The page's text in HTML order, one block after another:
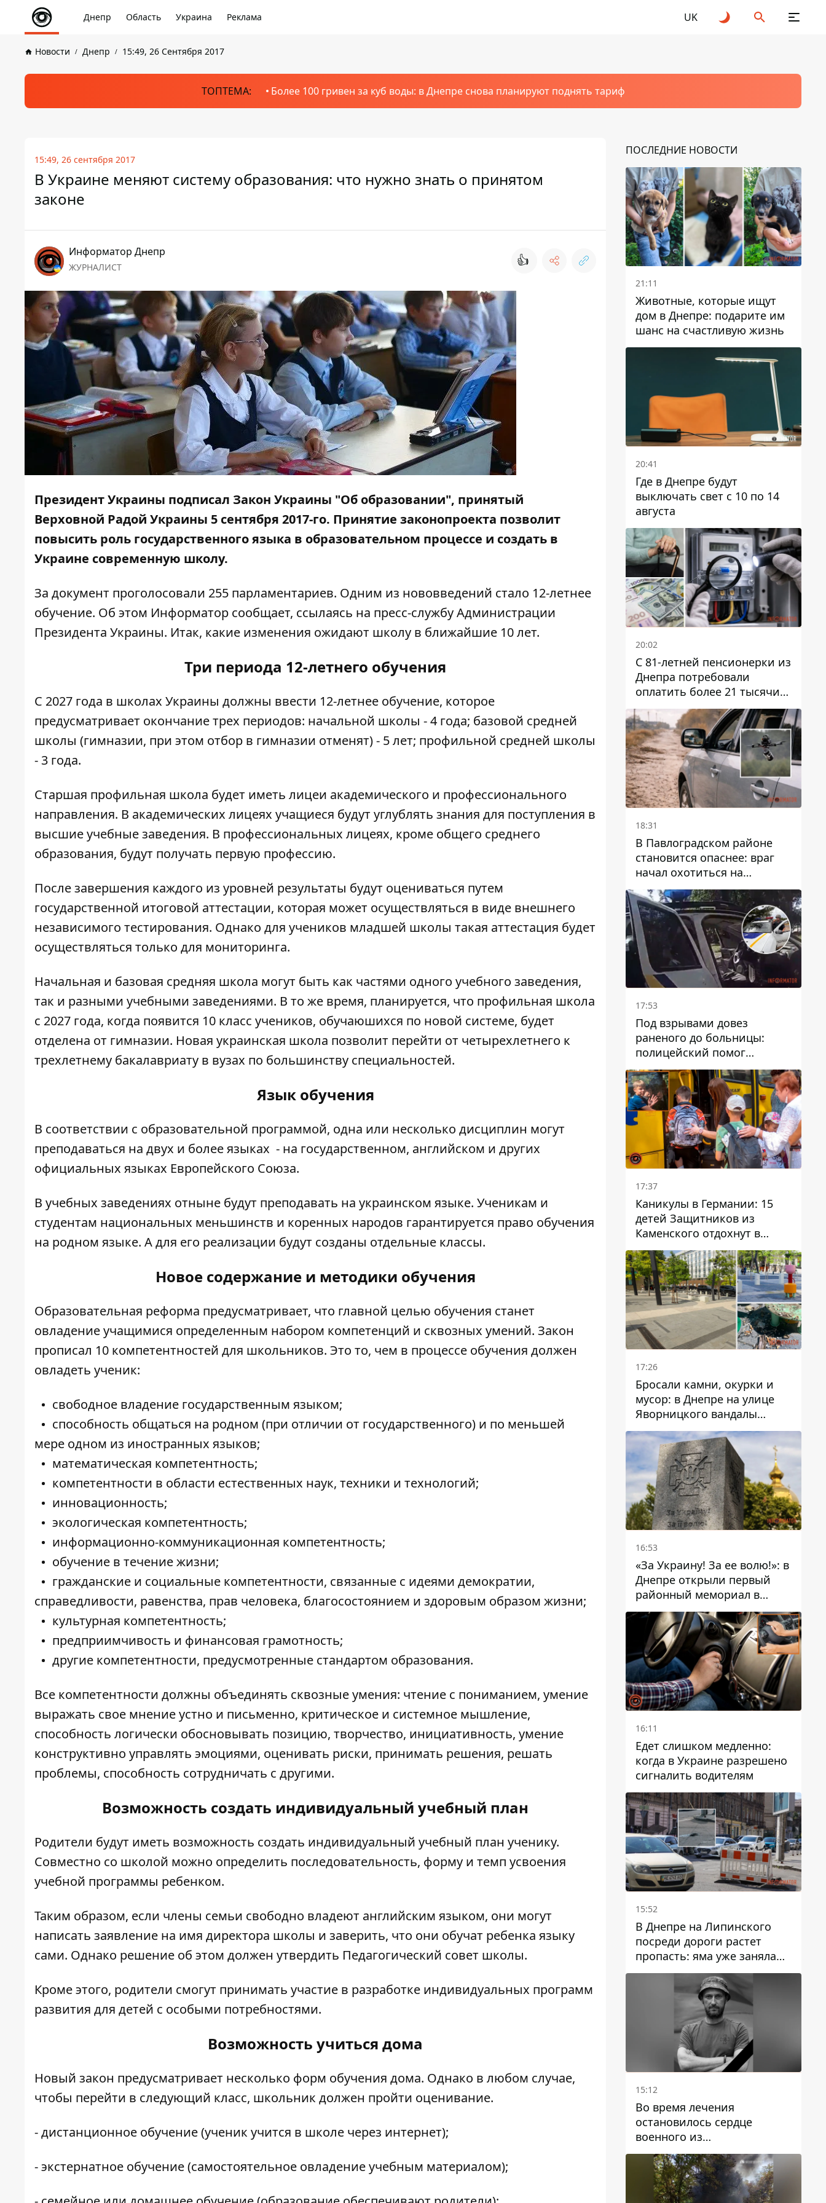
Днепр Область Украина Реклама UK
Новости Днепр 15:49, 26 Сентября 2017
ТОПТЕМА: Более 100 гривен за куб воды: в Днепре снова планируют поднять тариф
15:49, 26 сентября 2017
В Украине меняют систему образования: что нужно знать о принятом
законе
Информатор Днепр
ЖУРНАЛИСТ 👍
Президент Украины подписал Закон Украины "Об образовании", принятый
Верховной Радой Украины 5 сентября 2017-го. Принятие законопроекта позволит
повысить роль государственного языка в образовательном процессе и создать в
Украине современную школу.
За документ проголосовали 255 парламентариев. Одним из нововведений стало 12-летнее
обучение. Об этом Информатор сообщает, ссылаясь на пресс-службу Администрации
Президента Украины. Итак, какие изменения ожидают школу в ближайшие 10 лет.
Три периода 12-летнего обучения
С 2027 года в школах Украины должны ввести 12-летнее обучение, которое
предусматривает окончание трех периодов: начальной школы - 4 года; базовой средней
школы (гимназии, при этом отбор в гимназии отменят) - 5 лет; профильной средней школы
- 3 года.
Старшая профильная школа будет иметь лицеи академического и профессионального
направления. В академических лицеях учащиеся будут углублять знания для поступления в
высшие учебные заведения. В профессиональных лицеях, кроме общего среднего
образования, будут получать первую профессию.
После завершения каждого из уровней результаты будут оцениваться путем
государственной итоговой аттестации, которая может осуществляться в виде внешнего
независимого тестирования. Однако для учеников младшей школы такая аттестация будет
осуществляться только для мониторинга.
Начальная и базовая средняя школа могут быть как частями одного учебного заведения,
так и разными учебными заведениями. В то же время, планируется, что профильная школа
с 2027 года, когда появится 10 класс учеников, обучаюшихся по новой системе, будет
отделена от гимназии. Новая украинская школа позволит перейти от четырехлетнего к
трехлетнему бакалавриату в вузах по большинству специальностей.
Язык обучения
В соответствии с образовательной программой, одна или несколько дисциплин могут
преподаваться на двух и более языках - на государственном, английском и других
официальных языках Европейского Союза.
В учебных заведениях отныне будут преподавать на украинском языке. Ученикам и
студентам национальных меньшинств и коренных народов гарантируется право обучения
на родном языке. А для его реализации будут созданы отдельные классы.
Новое содержание и методики обучения
Образовательная реформа предусматривает, что главной целью обучения станет
овладение учащимися определенным набором компетенций и сквозных умений. Закон
прописал 10 компетентностей для школьников. Это то, чем в процессе обучения должен
овладеть ученик:
свободное владение государственным языком;
способность общаться на родном (при отличии от государственного) и по меньшей
мере одном из иностранных языков;
математическая компетентность;
компетентности в области естественных наук, техники и технологий;
инновационность;
экологическая компетентность;
информационно-коммуникационная компетентность;
обучение в течение жизни;
гражданские и социальные компетентности, связанные с идеями демократии,
справедливости, равенства, прав человека, благосостоянием и здоровым образом жизни;
культурная компетентность;
предприимчивость и финансовая грамотность;
другие компетентности, предусмотренные стандартом образования.
Все компетентности должны объединять сквозные умения: чтение с пониманием, умение
выражать свое мнение устно и письменно, критическое и системное мышление,
способность логически обосновывать позицию, творчество, инициативность, умение
конструктивно управлять эмоциями, оценивать риски, принимать решения, решать
проблемы, способность сотрудничать с другими.
Возможность создать индивидуальный учебный план
Родители будут иметь возможность создать индивидуальный учебный план ученику.
Совместно со школой можно определить последовательность, форму и темп усвоения
учебной программы ребенком.
Таким образом, если члены семьи свободно владеют английским языком, они могут
написать заявление на имя директора школы и заверить, что они обучат ребенка языку
сами. Однако решение об этом должен утвердить Педагогический совет школы.
Кроме этого, родители смогут принимать участие в разработке индивидуальных программ
развития для детей с особыми потребностями.
Возможность учиться дома
Новый закон предусматривает несколько форм обучения дома. Однако в любом случае,
чтобы перейти в следующий класс, школьник должен пройти оценивание.
- дистанционное обучение (ученик учится в школе через интернет);
- экстернатное обучение (самостоятельное овладение учебным материалом);
ПОСЛЕДНИЕ НОВОСТИ
21:11
Животные, которые ищут
дом в Днепре: подарите им
шанс на счастливую жизнь
20:41
Где в Днепре будут
выключать свет с 10 по 14
августа
20:02
С 81-летней пенсионерки из
Днепра потребовали
оплатить более 21 тысячи
гривен за "вмешательство в
работу счетчика"
18:31
В Павлоградском районе
становится опаснее: враг
начал охотиться на
гражданский и военный
транспорт
17:53
Под взрывами довез
раненого до больницы:
полицейский помог
пострадавшему после атаки
на Каменский район
17:37
Каникулы в Германии: 15
детей Защитников из
Каменского отдохнут в
Вуппертале
17:26
Бросали камни, окурки и
мусор: в Днепре на улице
Яворницкого вандалы
повредили питьевые
фонтаны
16:53
«За Украину! За ее волю!»: в
Днепре открыли первый
районный мемориал в
честь погибших
Защитников
16:11
Едет слишком медленно:
когда в Украине разрешено
сигналить водителям
15:52
В Днепре на Липинского
посреди дороги растет
пропасть: яма уже заняла
полосу движения
15:12
Во время лечения
остановилось сердце
военного из
Днепропетровской области
Ростислава Лупашко